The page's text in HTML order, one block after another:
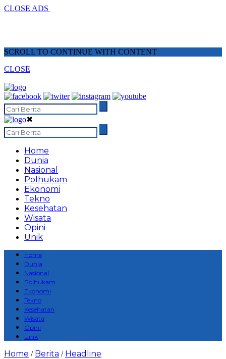
CLOSE ADS
SCROLL TO CONTINUE WITH CONTENT
CLOSE
✖
Home
Dunia
Nasional
Polhukam
Ekonomi
Tekno
Kesehatan
Wisata
Opini
Unik
Home
Dunia
Nasional
Polhukam
Ekonomi
Tekno
Kesehatan
Wisata
Opini
Unik
Home / Berita / Headline